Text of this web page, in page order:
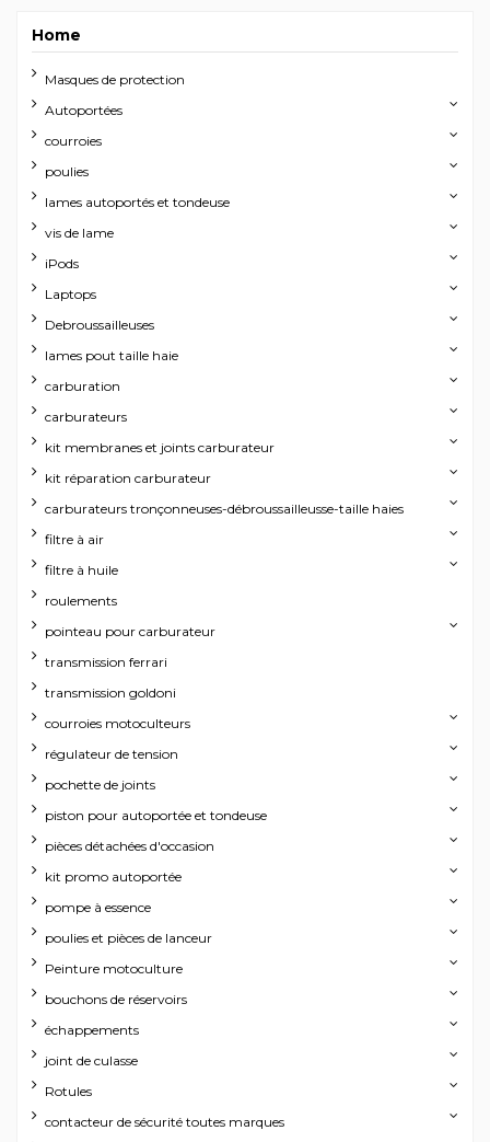
Home
Masques de protection
Autoportées
courroies
poulies
lames autoportés et tondeuse
vis de lame
iPods
Laptops
Debroussailleuses
lames pout taille haie
carburation
carburateurs
kit membranes et joints carburateur
kit réparation carburateur
carburateurs tronçonneuses-débroussailleusse-taille haies
filtre à air
filtre à huile
roulements
pointeau pour carburateur
transmission ferrari
transmission goldoni
courroies motoculteurs
régulateur de tension
pochette de joints
piston pour autoportée et tondeuse
pièces détachées d'occasion
kit promo autoportée
pompe à essence
poulies et pièces de lanceur
Peinture motoculture
bouchons de réservoirs
échappements
joint de culasse
Rotules
contacteur de sécurité toutes marques